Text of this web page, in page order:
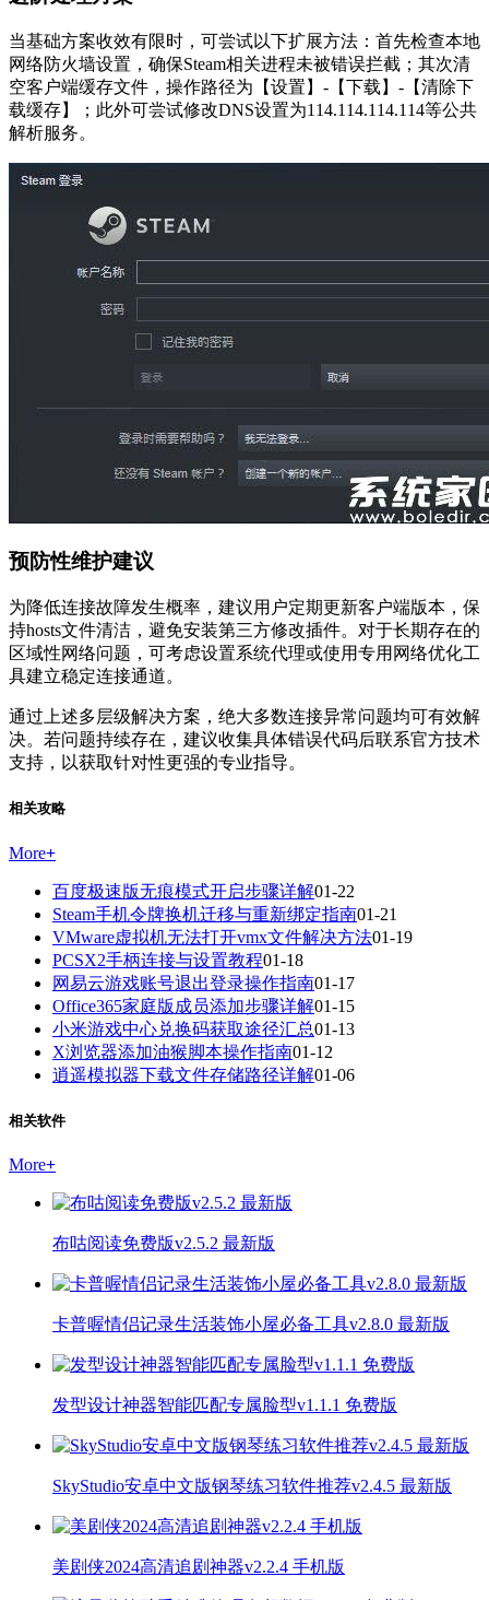
当基础方案收效有限时，可尝试以下扩展方法：首先检查本地
网络防火墙设置，确保Steam相关进程未被错误拦截；其次清
空客户端缓存文件，操作路径为【设置】-【下载】-【清除下
载缓存】；此外可尝试修改DNS设置为114.114.114.114等公共
解析服务。
预防性维护建议
为降低连接故障发生概率，建议用户定期更新客户端版本，保
持hosts文件清洁，避免安装第三方修改插件。对于长期存在的
区域性网络问题，可考虑设置系统代理或使用专用网络优化工
具建立稳定连接通道。
通过上述多层级解决方案，绝大多数连接异常问题均可有效解
决。若问题持续存在，建议收集具体错误代码后联系官方技术
支持，以获取针对性更强的专业指导。
相关攻略
More+
百度极速版无痕模式开启步骤详解01-22
Steam手机令牌换机迁移与重新绑定指南01-21
VMware虚拟机无法打开vmx文件解决方法01-19
PCSX2手柄连接与设置教程01-18
网易云游戏账号退出登录操作指南01-17
Office365家庭版成员添加步骤详解01-15
小米游戏中心兑换码获取途径汇总01-13
X浏览器添加油猴脚本操作指南01-12
逍遥模拟器下载文件存储路径详解01-06
相关软件
More+
布咕阅读免费版v2.5.2 最新版
卡普喔情侣记录生活装饰小屋必备工具v2.8.0 最新版
发型设计神器智能匹配专属脸型v1.1.1 免费版
SkyStudio安卓中文版钢琴练习软件推荐v2.4.5 最新版
美剧侠2024高清追剧神器v2.2.4 手机版